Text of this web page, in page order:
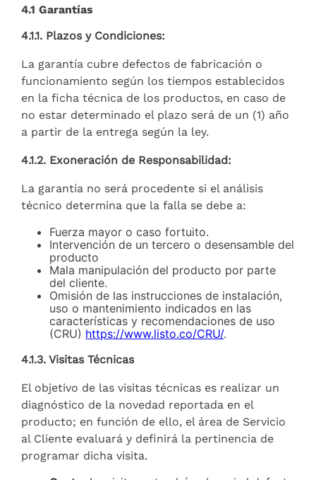
4.1 Garantías
4.1.1. Plazos y Condiciones:
La garantía cubre defectos de fabricación o
funcionamiento según los tiempos establecidos
en la ficha técnica de los productos, en caso de
no estar determinado el plazo será de un (1) año
a partir de la entrega según la ley.
4.1.2. Exoneración de Responsabilidad:
La garantía no será procedente si el análisis
técnico determina que la falla se debe a:
Fuerza mayor o caso fortuito.
Intervención de un tercero o desensamble del
producto
Mala manipulación del producto por parte
del cliente.
Omisión de las instrucciones de instalación,
uso o mantenimiento indicados en las
características y recomendaciones de uso
(CRU) https://www.listo.co/CRU/.
4.1.3. Visitas Técnicas
El objetivo de las visitas técnicas es realizar un
diagnóstico de la novedad reportada en el
producto; en función de ello, el área de Servicio
al Cliente evaluará y definirá la pertinencia de
programar dicha visita.